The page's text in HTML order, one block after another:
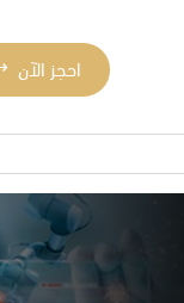
احجز الآن